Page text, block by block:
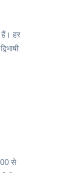
हैं। हर
से